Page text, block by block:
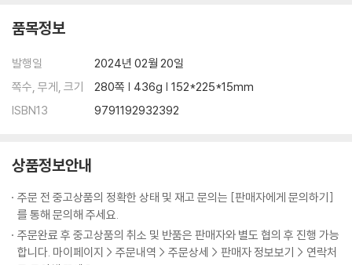
주목받지 못했던 기술의 재발견 | 유망 신기술의 성숙-새로운 수단의 등장
| 새로운 환경-사회 인식의 변화와 신기술 융합 | 딥테크-새로운 사업 기
회
기술 전주기에 대한 관심 증대 | 점진적이고 부분적인 기술 개선의 한계 |
04. 연구개발 관점에서 본 딥테크 영역
스토크 관점의 난제 해결 경로
품목정보
발행일
2024년 02월 20일
쪽수, 무게, 크기
280쪽 | 436g | 152*225*15mm
ISBN13
9791192932392
상품정보안내
주문 전 중고상품의 정확한 상태 및 재고 문의는 [판매자에게 문의하기]
를 통해 문의해 주세요.
주문완료 후 중고상품의 취소 및 반품은 판매자와 별도 협의 후 진행 가능
합니다. 마이페이지 > 주문내역 > 주문상세 > 판매자 정보보기 > 연락처